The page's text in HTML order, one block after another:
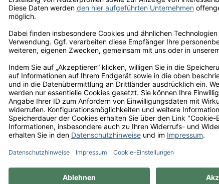
Zahlungsoptionen, kostenfreie Lieferung innerhalb